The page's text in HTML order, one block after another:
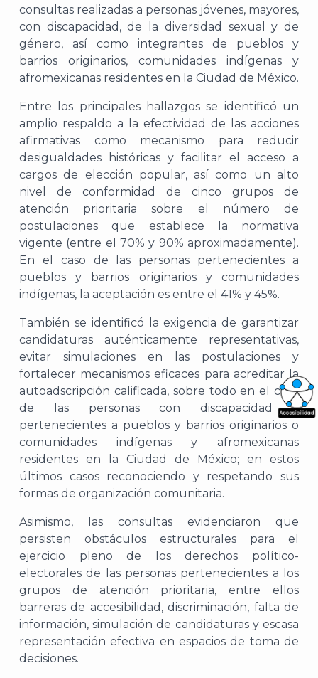
consultas realizadas a personas jóvenes, mayores,
con discapacidad, de la diversidad sexual y de
género, así como integrantes de pueblos y
barrios originarios, comunidades indígenas y
afromexicanas residentes en la Ciudad de México.
Entre los principales hallazgos se identificó un
amplio respaldo a la efectividad de las acciones
afirmativas como mecanismo para reducir
desigualdades históricas y facilitar el acceso a
cargos de elección popular, así como un alto
nivel de conformidad de cinco grupos de
atención prioritaria sobre el número de
postulaciones que establece la normativa
vigente (entre el 70% y 90% aproximadamente).
En el caso de las personas pertenecientes a
pueblos y barrios originarios y comunidades
indígenas, la aceptación es entre el 41% y 45%.
También se identificó la exigencia de garantizar
candidaturas auténticamente representativas,
evitar simulaciones en las postulaciones y
fortalecer mecanismos eficaces para acreditar la
autoadscripción calificada, sobre todo en el caso
de las personas con discapacidad y
pertenecientes a pueblos y barrios originarios o
comunidades indígenas y afromexicanas
residentes en la Ciudad de México; en estos
últimos casos reconociendo y respetando sus
formas de organización comunitaria.
Asimismo, las consultas evidenciaron que
persisten obstáculos estructurales para el
ejercicio pleno de los derechos político-
electorales de las personas pertenecientes a los
grupos de atención prioritaria, entre ellos
barreras de accesibilidad, discriminación, falta de
información, simulación de candidaturas y escasa
representación efectiva en espacios de toma de
decisiones.